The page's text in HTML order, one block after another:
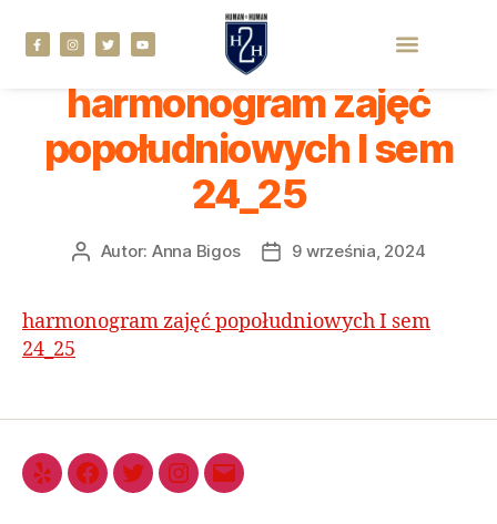
harmonogram zajęć
popołudniowych I sem
24_25
Autor: Anna Bigos 9 września, 2024
harmonogram zajęć popołudniowych I sem
24_25